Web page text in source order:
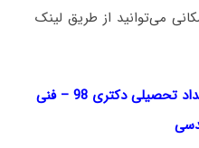
می‌توانید از طریق لینک
تحصیلی دکتری 98 – فنی